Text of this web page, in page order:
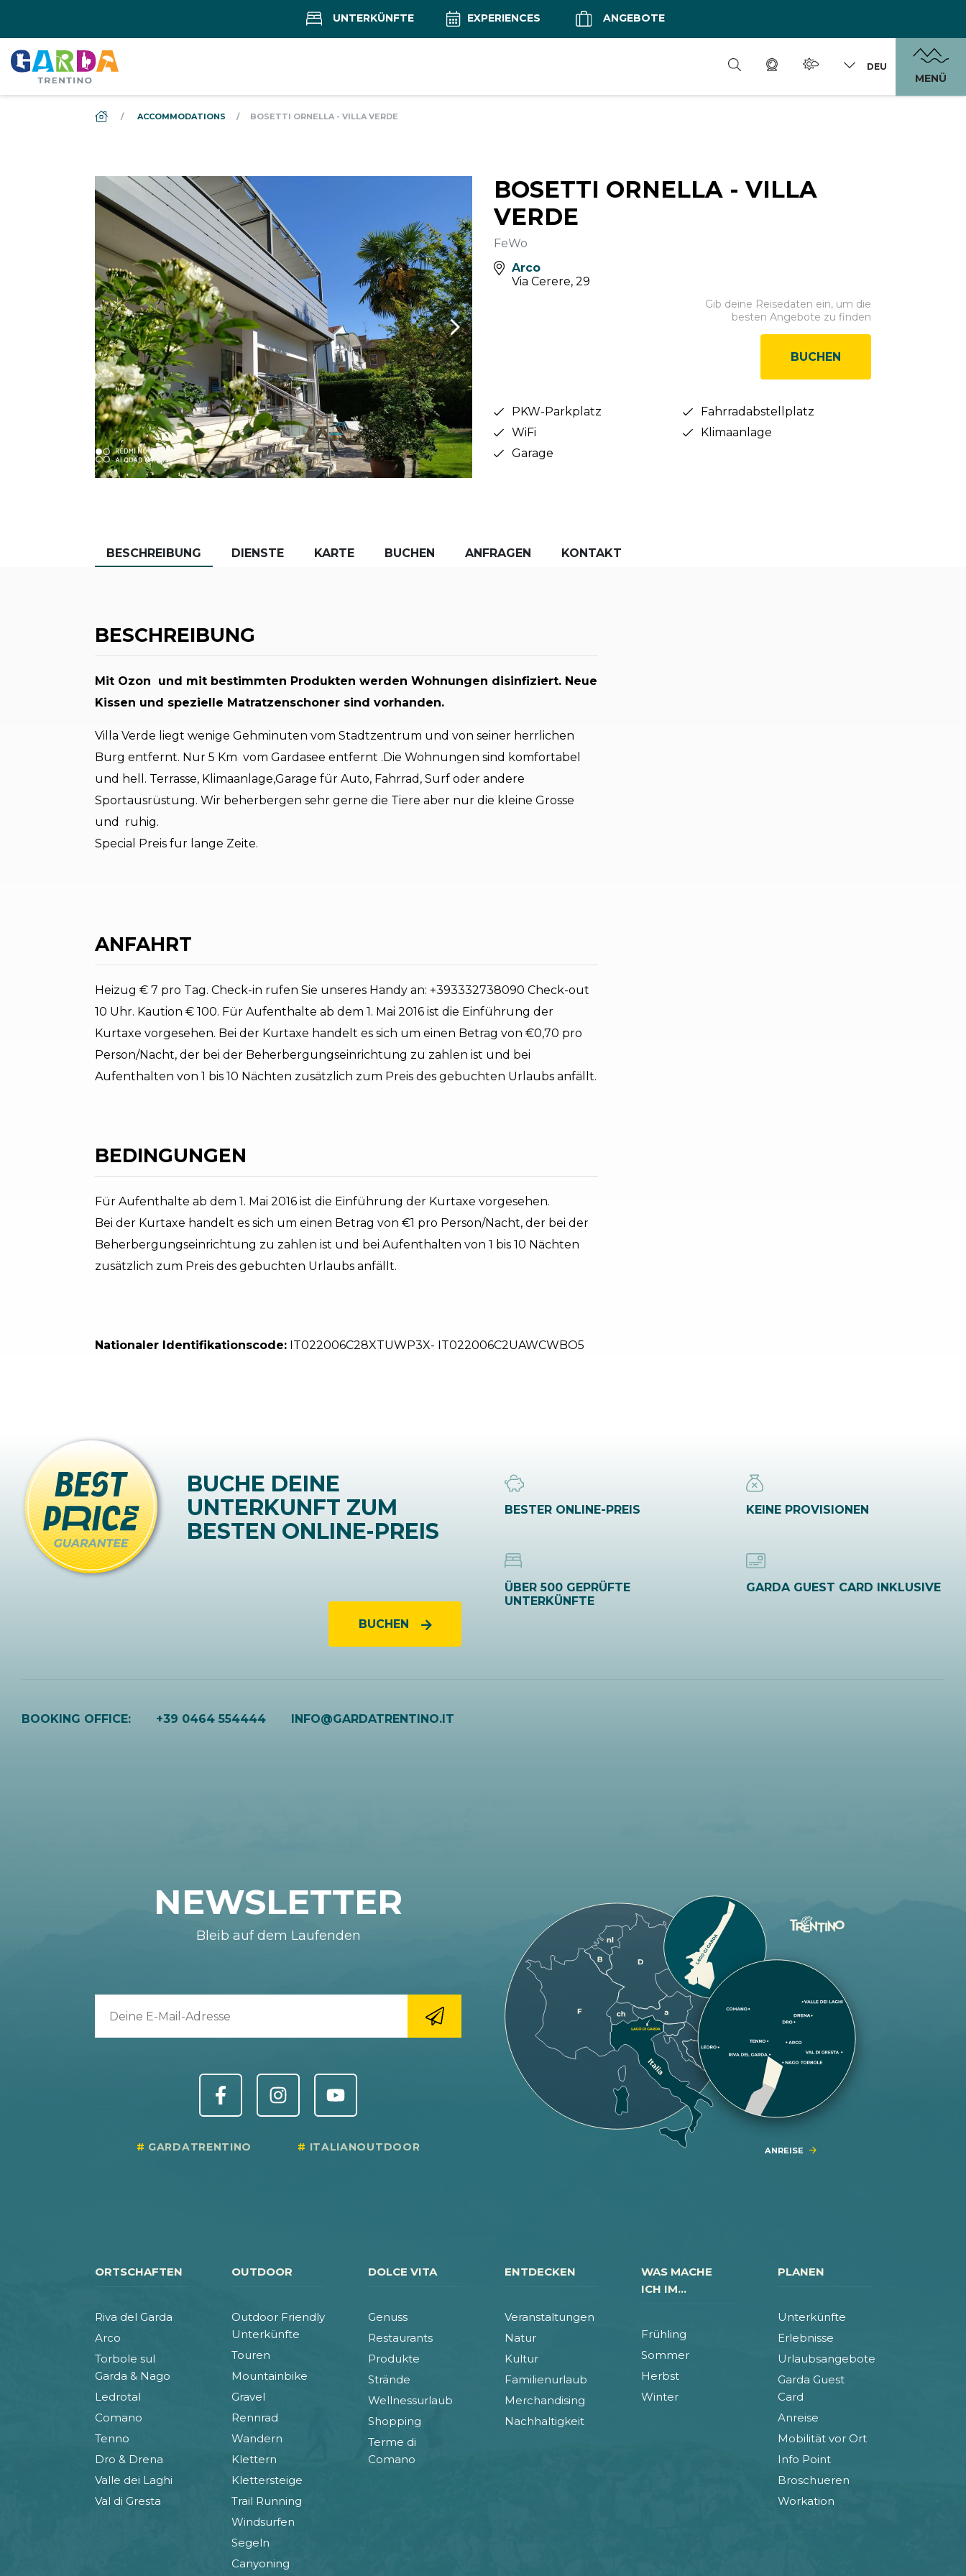
UNTERKÜNFTE EXPERIENCES ANGEBOTE
DEU
MENÜ
DS_BREADCRUMB.HOME
ACCOMMODATIONS BOSETTI ORNELLA - VILLA VERDE
BOSETTI ORNELLA - VILLA
VERDE
FeWo
Arco
Via Cerere, 29
Gib deine Reisedaten ein, um die
besten Angebote zu finden
BUCHEN
PKW-Parkplatz
Fahrradabstellplatz
WiFi
Klimaanlage
Garage
BESCHREIBUNG DIENSTE KARTE BUCHEN ANFRAGEN KONTAKT
BESCHREIBUNG
Mit Ozon und mit bestimmten Produkten werden Wohnungen disinfiziert. Neue
Kissen und spezielle Matratzenschoner sind vorhanden.
Villa Verde liegt wenige Gehminuten vom Stadtzentrum und von seiner herrlichen
Burg entfernt. Nur 5 Km vom Gardasee entfernt .Die Wohnungen sind komfortabel
und hell. Terrasse, Klimaanlage,Garage für Auto, Fahrrad, Surf oder andere
Sportausrüstung. Wir beherbergen sehr gerne die Tiere aber nur die kleine Grosse
und ruhig.
Special Preis fur lange Zeite.
ANFAHRT
Heizug € 7 pro Tag. Check-in rufen Sie unseres Handy an: +393332738090 Check-out
10 Uhr. Kaution € 100. Für Aufenthalte ab dem 1. Mai 2016 ist die Einführung der
Kurtaxe vorgesehen. Bei der Kurtaxe handelt es sich um einen Betrag von €0,70 pro
Person/Nacht, der bei der Beherbergungseinrichtung zu zahlen ist und bei
Aufenthalten von 1 bis 10 Nächten zusätzlich zum Preis des gebuchten Urlaubs anfällt.
BEDINGUNGEN
Für Aufenthalte ab dem 1. Mai 2016 ist die Einführung der Kurtaxe vorgesehen.
Bei der Kurtaxe handelt es sich um einen Betrag von €1 pro Person/Nacht, der bei der
Beherbergungseinrichtung zu zahlen ist und bei Aufenthalten von 1 bis 10 Nächten
zusätzlich zum Preis des gebuchten Urlaubs anfällt.
Nationaler Identifikationscode: IT022006C28XTUWP3X- IT022006C2UAWCWBO5
BUCHE DEINE
UNTERKUNFT ZUM
BESTEN ONLINE-PREIS
BUCHEN
BESTER ONLINE-PREIS KEINE PROVISIONEN
ÜBER 500 GEPRÜFTE
UNTERKÜNFTE
GARDA GUEST CARD INKLUSIVE
BOOKING OFFICE: +39 0464 554444 INFO@GARDATRENTINO.IT
ANREISE
NEWSLETTER
Bleib auf dem Laufenden
GARDATRENTINO ITALIANOUTDOOR
ORTSCHAFTEN
Riva del Garda
Arco
Torbole sul
Garda & Nago
Ledrotal
Comano
Tenno
Dro & Drena
Valle dei Laghi
Val di Gresta
OUTDOOR
Outdoor Friendly
Unterkünfte
Touren
Mountainbike
Gravel
Rennrad
Wandern
Klettern
Klettersteige
Trail Running
Windsurfen
Segeln
Canyoning
DOLCE VITA
Genuss
Restaurants
Produkte
Strände
Wellnessurlaub
Shopping
Terme di
Comano
ENTDECKEN
Veranstaltungen
Natur
Kultur
Familienurlaub
Merchandising
Nachhaltigkeit
WAS MACHE
ICH IM...
Frühling
Sommer
Herbst
Winter
PLANEN
Unterkünfte
Erlebnisse
Urlaubsangebote
Garda Guest
Card
Anreise
Mobilität vor Ort
Info Point
Broschueren
Workation